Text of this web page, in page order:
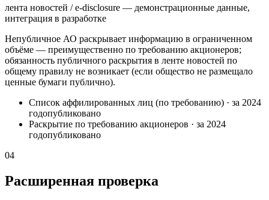
лента новостей / e-disclosure — демонстрационные данные,
интеграция в разработке
Непубличное АО раскрывает информацию в ограниченном
объёме — преимущественно по требованию акционеров;
обязанность публичного раскрытия в ленте новостей по
общему правилу не возникает (если общество не размещало
ценные бумаги публично).
Список аффилированных лиц (по требованию) · за 2024
годопубликовано
Раскрытие по требованию акционеров · за 2024
годопубликовано
04
Расширенная проверка